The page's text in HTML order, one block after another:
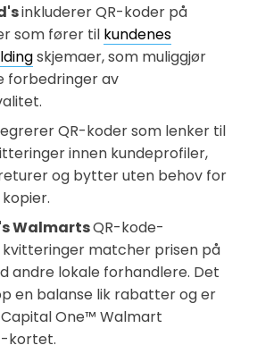
inkluderer QR-koder på
som fører til kundenes
skjemaer, som muliggjør
forbedringer av
QR-koder som lenker til
innen kundeprofiler,
og bytter uten behov for
WalmartsQR-kode-
matcher prisen på
andre lokale forhandlere. Det
en balanse lik rabatter og er
One™ Walmart
kortet.